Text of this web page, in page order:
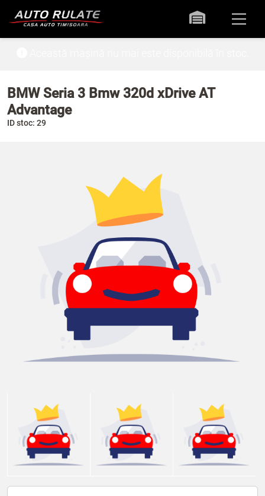
BMW Seria 3 Bmw 320d xDrive AT
Advantage
ID stoc: 29